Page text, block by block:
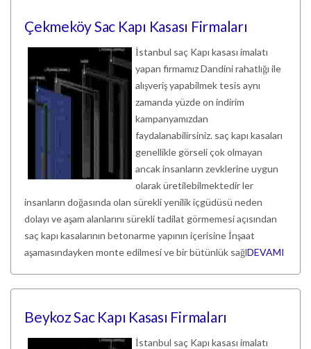
Çekmeköy Sac Kapı Kasası Firmaları
İstanbul saç Kapı kasası imalatı
yapan firmamız Dandini rahatlığı ile
alışveriş yapabilmek tesis aynı
zamanda yüzde on indirim
kampanyamızdan
faydalanabilirsiniz. saç kapı kasaları
genellikle görseli çok olmayan
ancak insanların zevklerine uygun
olarak üretilebilmektedir ler
insanların doğasında olan sürekli yenilik içgüdüsü neden
dolayı ve aşam alanlarını sürekli tadilat görmemesi açısından
saç kapı kasalarının betonarme yapının içerisine İnşaat
aşamasındayken monte edilmesi ve bir bütünlük sağlDEVAMI
Beykoz Sac Kapı Kasası Firmaları
İstanbul saç Kapı kasası imalatı